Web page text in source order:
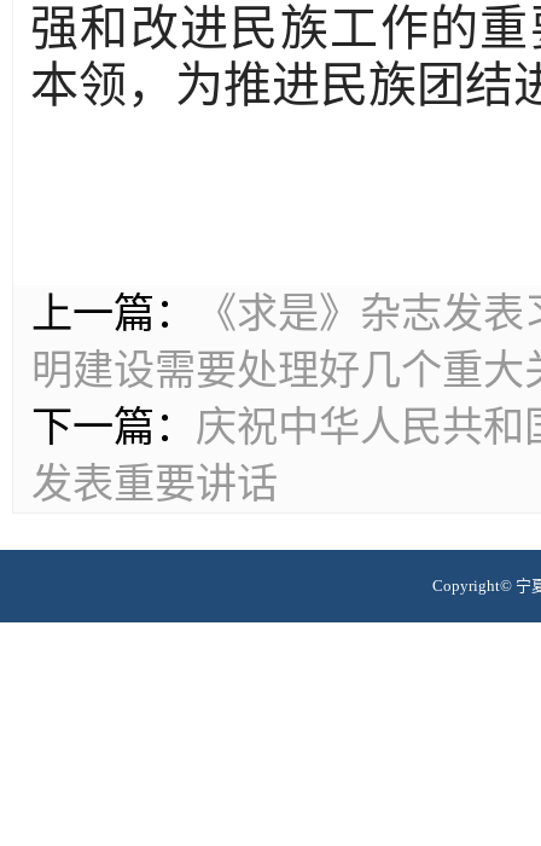
强和改进民族工作的
本领，为推进民族团结
上一篇：
《求是》杂志发
明建设需要处理好几个重大
下一篇： 庆祝中华人民共和
发表重要讲话
Copyright© 宁